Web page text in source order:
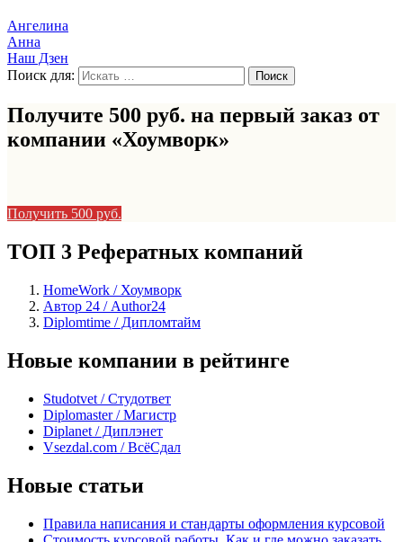
Ангелина
Анна
Наш Дзен
Поиск для:
Получите 500 руб. на первый заказ от
компании «Хоумворк»
Получить 500 руб.
ТОП 3 Рефератных компаний
HomeWork / Хоумворк
Автор 24 / Author24
Diplomtime / Дипломтайм
Новые компании в рейтинге
Studotvet / Студответ
Diplomaster / Магистр
Diplanet / Диплэнет
Vsezdal.com / ВсёСдал
Новые статьи
Правила написания и стандарты оформления курсовой